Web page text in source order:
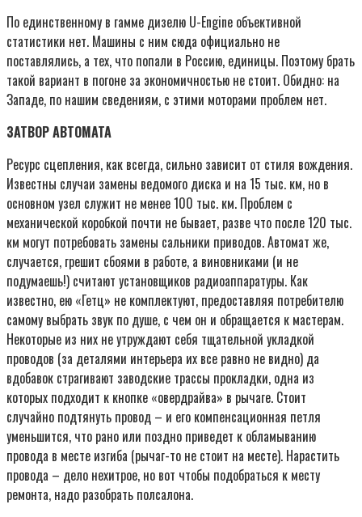
По единственному в гамме дизелю U-Engine объективной
статистики нет. Машины с ним сюда официально не
поставлялись, а тех, что попали в Россию, единицы. Поэтому брать
такой вариант в погоне за экономичностью не стоит. Обидно: на
Западе, по нашим сведениям, с этими моторами проблем нет.
ЗАТВОР АВТОМАТА
Ресурс сцепления, как всегда, сильно зависит от стиля вождения.
Известны случаи замены ведомого диска и на 15 тыс. км, но в
основном узел служит не менее 100 тыс. км. Проблем с
механической коробкой почти не бывает, разве что после 120 тыс.
км могут потребовать замены сальники приводов. Автомат же,
случается, грешит сбоями в работе, а виновниками (и не
подумаешь!) считают установщиков радиоаппаратуры. Как
известно, ею «Гетц» не комплектуют, предоставляя потребителю
самому выбрать звук по душе, с чем он и обращается к мастерам.
Некоторые из них не утруждают себя тщательной укладкой
проводов (за деталями интерьера их все равно не видно) да
вдобавок страгивают заводские трассы прокладки, одна из
которых подходит к кнопке «овердрайва» в рычаге. Стоит
случайно подтянуть провод – и его компенсационная петля
уменьшится, что рано или поздно приведет к обламыванию
провода в месте изгиба (рычаг-то не стоит на месте). Нарастить
провода – дело нехитрое, но вот чтобы подобраться к месту
ремонта, надо разобрать полсалона.